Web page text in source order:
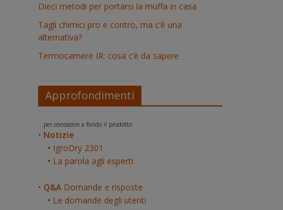
Dieci metodi per portarsi la muffa in casa
Tagli chimici pro e contro, ma c’è una
alternativa?
Termocamere IR: cosa c’è da sapere
Approfondimenti
...per conoscere a fondo il prodotto
• Notizie
• IgroDry 2301
• La parola agli esperti
• Q&A Domande e risposte
• Le domande degli utenti